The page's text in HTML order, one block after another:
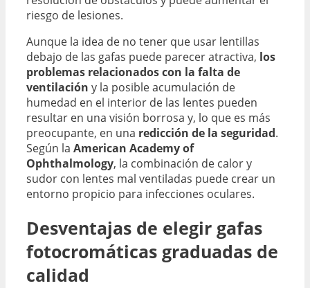
riesgo de lesiones.
Aunque la idea de no tener que usar lentillas
debajo de las gafas puede parecer atractiva, los
problemas relacionados con la falta de
ventilación y la posible acumulación de
humedad en el interior de las lentes pueden
resultar en una visión borrosa y, lo que es más
preocupante, en una redicción de la seguridad.
Según la American Academy of
Ophthalmology, la combinación de calor y
sudor con lentes mal ventiladas puede crear un
entorno propicio para infecciones oculares.
Desventajas de elegir gafas
fotocromáticas graduadas de
calidad